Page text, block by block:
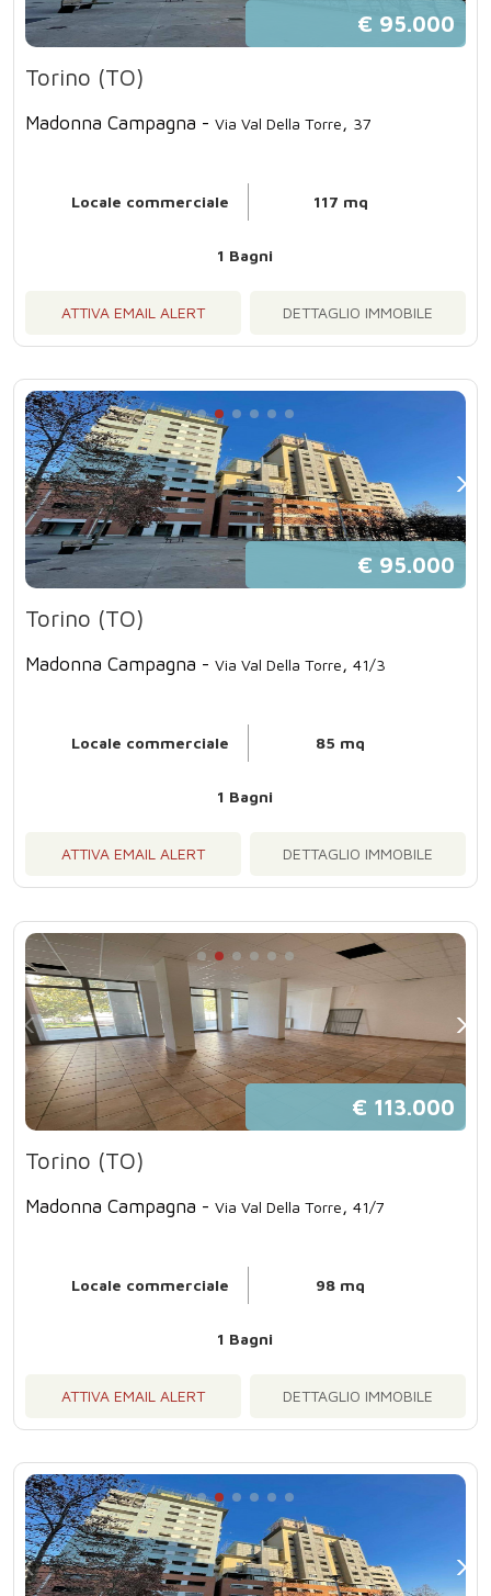
€ 95.000
Torino (TO)
Madonna Campagna -Via Val Della Torre, 37
Locale commerciale 117 mq
1 Bagni
ATTIVA EMAIL ALERT DETTAGLIO IMMOBILE
€ 95.000
Torino (TO)
Madonna Campagna -Via Val Della Torre,41/3
Locale commerciale 85 mq
1 Bagni
ATTIVA EMAIL ALERT DETTAGLIO IMMOBILE
€ 113.000
Torino (TO)
Madonna Campagna -Via Val Della Torre,41/7
Locale commerciale 98 mq
1 Bagni
ATTIVA EMAIL ALERT DETTAGLIO IMMOBILE